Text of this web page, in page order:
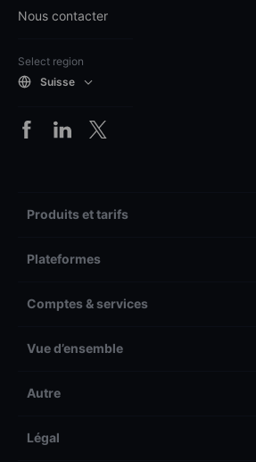
Nous contacter
Select region
Suisse
Produits et tarifs
Plateformes
Comptes & services
Vue d’ensemble
Autre
Légal